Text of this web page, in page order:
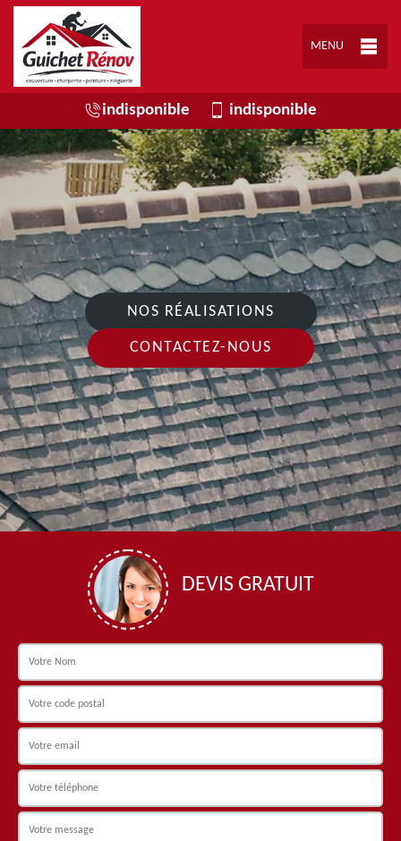
MENU
indisponible indisponible
NOS RÉALISATIONS
CONTACTEZ-NOUS
DEVIS GRATUIT